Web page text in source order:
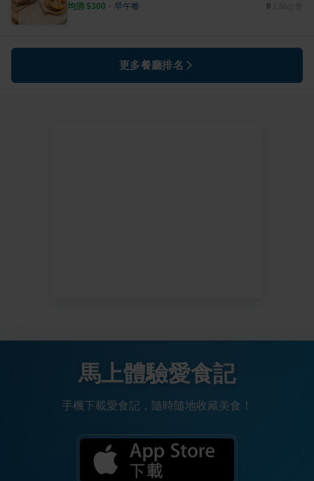
均消 $300 ・ 早午餐
更多餐廳排名
馬上體驗愛食記
手機下載愛食記，隨時隨地收藏美食！